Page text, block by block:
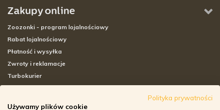
Zakupy online
Zoozonki - program lojalnościowy
Rabat lojalnościowy
Płatność i wysyłka
Zwroty i reklamacje
Turbokurier
Polityka prywatności
Używamy plików cookie